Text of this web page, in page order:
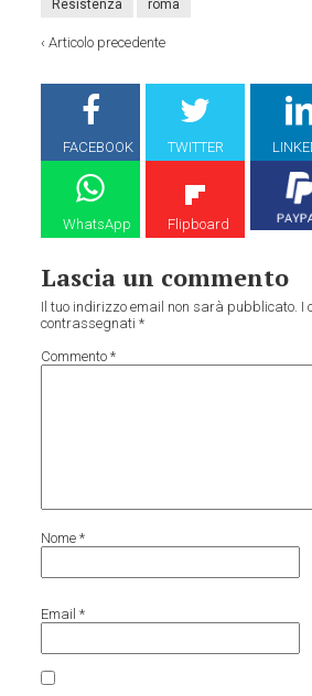
Resistenza roma
‹Articolo precedente
FACEBOOK TWITTER
WhatsApp Flipboard
Lascia un commento
Il tuo indirizzo email non sarà pubblicato. I
contrassegnati*
Commento*
Nome*
Email*